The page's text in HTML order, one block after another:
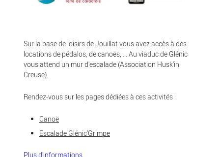
Sur la base de loisirs de Jouillat vous avez accès à des
locations de pédalos, de canoës, ... Au viaduc de Glénic
vous attend un mur d'escalade (Association Husk'in
Creuse).
Rendez-vous sur les pages dédiées à ces activités :
Canoë
Escalade Glénic'Grimpe
Plus d'informations